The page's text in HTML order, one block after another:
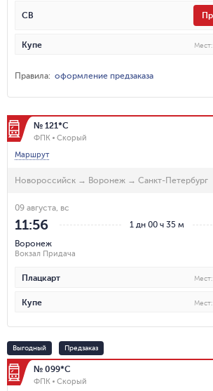
СВ
Купе Мест:
Правила: оформление предзаказа
№ 121*С
ФПК
Скорый
Маршрут
Новороссийск → Воронеж → Санкт-Петербург
1 дн 00 ч 35 м
09 августа, вс
11:56
Воронеж
Вокзал Придача
Плацкарт Мест:
Купе Мест:
Выгодный Предзаказ
№ 099*С
ФПК
Скорый